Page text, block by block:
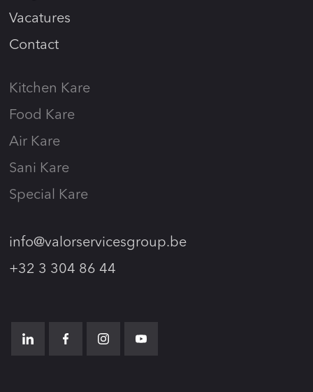
Vacatures
Contact
Kitchen Kare
Food Kare
Air Kare
Sani Kare
Special Kare
info@valorservicesgroup.be
+32 3 304 86 44